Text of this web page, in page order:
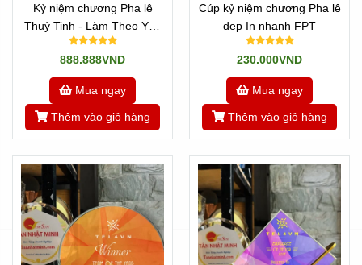
Kỷ niệm chương Pha lê
Thuỷ Tinh - Làm Theo Yêu
Cầu Phim Mai Trấn Thành
888.888VND
Mua ngay
Thêm vào giỏ hàng
Cúp kỷ niệm chương Pha lê
đẹp In nhanh FPT
230.000VND
Mua ngay
Thêm vào giỏ hàng